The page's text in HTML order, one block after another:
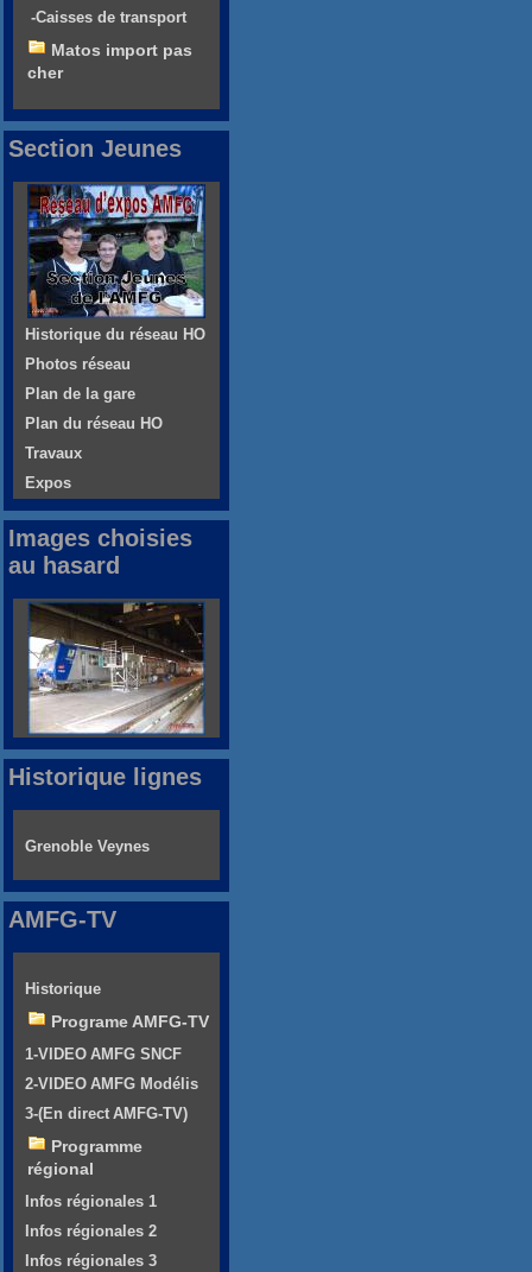
-Caisses de transport
Matos import pas
cher
Section Jeunes
Historique du réseau HO
Photos réseau
Plan de la gare
Plan du réseau HO
Travaux
Expos
Images choisies
au hasard
Historique lignes
Grenoble Veynes
AMFG-TV
Historique
Programe AMFG-TV
1-VIDEO AMFG SNCF
2-VIDEO AMFG Modélis
3-(En direct AMFG-TV)
Programme
régional
Infos régionales 1
Infos régionales 2
Infos régionales 3